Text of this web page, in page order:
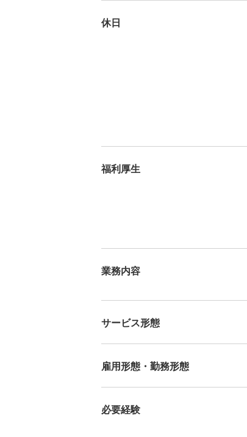
休日
福利厚生
業務内容
サービス形態
雇用形態・勤務形態
必要経験